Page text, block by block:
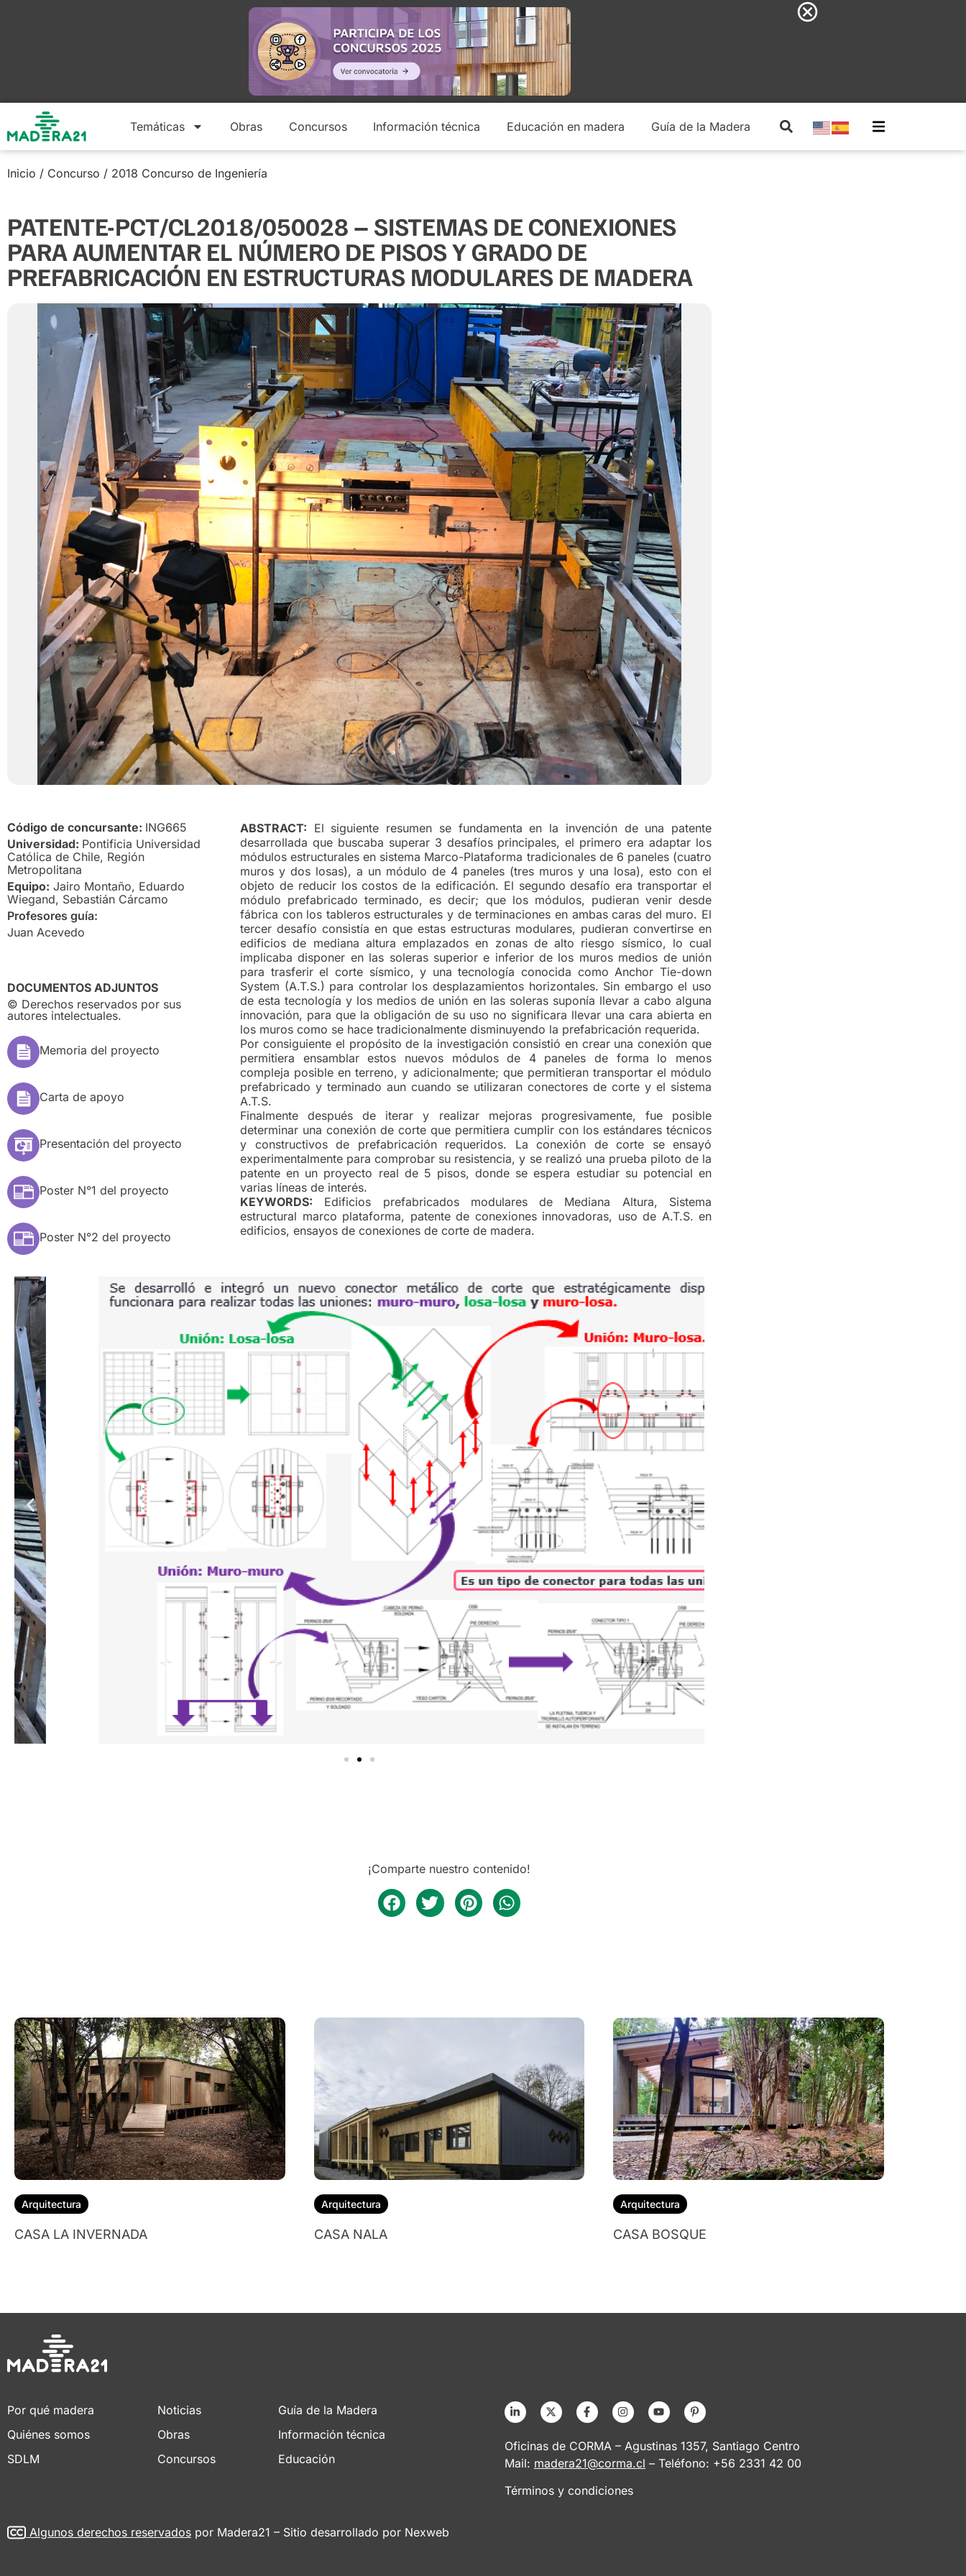
Temáticas Obras Concursos Información técnica Educación en madera Guía de la Madera
Inicio / Concurso / 2018 Concurso de Ingeniería
PATENTE-PCT/CL2018/050028 – SISTEMAS DE CONEXIONES
PARA AUMENTAR EL NÚMERO DE PISOS Y GRADO DE
PREFABRICACIÓN EN ESTRUCTURAS MODULARES DE MADERA
Código de concursante: ING665
Universidad: Pontificia Universidad
Católica de Chile, Región
Metropolitana
Equipo: Jairo Montaño, Eduardo
Wiegand, Sebastián Cárcamo
Profesores guía:
Juan Acevedo
DOCUMENTOS ADJUNTOS
© Derechos reservados por sus
autores intelectuales.
Memoria del proyecto
Carta de apoyo
Presentación del proyecto
Poster N°1 del proyecto
Poster N°2 del proyecto
ABSTRACT: El siguiente resumen se fundamenta en la invención de una patente
desarrollada que buscaba superar 3 desafíos principales, el primero era adaptar los
módulos estructurales en sistema Marco-Plataforma tradicionales de 6 paneles (cuatro
muros y dos losas), a un módulo de 4 paneles (tres muros y una losa), esto con el
objeto de reducir los costos de la edificación. El segundo desafío era transportar el
módulo prefabricado terminado, es decir; que los módulos, pudieran venir desde
fábrica con los tableros estructurales y de terminaciones en ambas caras del muro. El
tercer desafío consistía en que estas estructuras modulares, pudieran convertirse en
edificios de mediana altura emplazados en zonas de alto riesgo sísmico, lo cual
implicaba disponer en las soleras superior e inferior de los muros medios de unión
para trasferir el corte sísmico, y una tecnología conocida como Anchor Tie-down
System (A.T.S.) para controlar los desplazamientos horizontales. Sin embargo el uso
de esta tecnología y los medios de unión en las soleras suponía llevar a cabo alguna
innovación, para que la obligación de su uso no significara llevar una cara abierta en
los muros como se hace tradicionalmente disminuyendo la prefabricación requerida.
Por consiguiente el propósito de la investigación consistió en crear una conexión que
permitiera ensamblar estos nuevos módulos de 4 paneles de forma lo menos
compleja posible en terreno, y adicionalmente; que permitieran transportar el módulo
prefabricado y terminado aun cuando se utilizaran conectores de corte y el sistema
A.T.S.
Finalmente después de iterar y realizar mejoras progresivamente, fue posible
determinar una conexión de corte que permitiera cumplir con los estándares técnicos
y constructivos de prefabricación requeridos. La conexión de corte se ensayó
experimentalmente para comprobar su resistencia, y se realizó una prueba piloto de la
patente en un proyecto real de 5 pisos, donde se espera estudiar su potencial en
varias líneas de interés.
KEYWORDS: Edificios prefabricados modulares de Mediana Altura, Sistema
estructural marco plataforma, patente de conexiones innovadoras, uso de A.T.S. en
edificios, ensayos de conexiones de corte de madera.
¡Comparte nuestro contenido!
Arquitectura
CASA LA INVERNADA
Arquitectura
CASA NALA
Arquitectura
CASA BOSQUE
Por qué madera
Quiénes somos
SDLM
Noticias
Obras
Concursos
Guía de la Madera
Información técnica
Educación
Oficinas de CORMA – Agustinas 1357, Santiago Centro
Mail: madera21@corma.cl – Teléfono: +56 2331 42 00
Términos y condiciones
Algunos derechos reservados por Madera21 – Sitio desarrollado por Nexweb